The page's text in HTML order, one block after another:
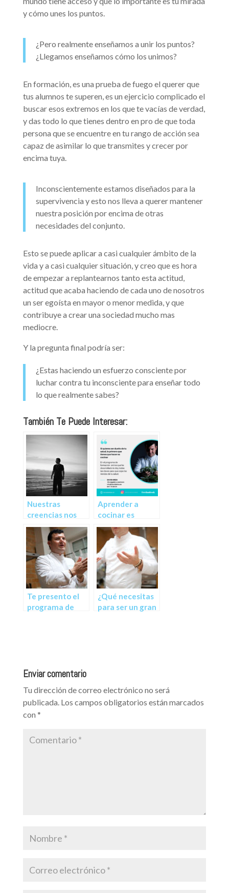
y cómo unes los puntos.
¿Pero realmente enseñamos a unir los puntos?
¿Llegamos enseñamos cómo los unimos?
En formación, es una prueba de fuego el querer que
tus alumnos te superen, es un ejercicio complicado el
buscar esos extremos en los que te vacías de verdad,
y das todo lo que tienes dentro en pro de que toda
persona que se encuentre en tu rango de acción sea
capaz de asimilar lo que transmites y crecer por
encima tuya.
Inconscientemente estamos diseñados para la
supervivencia y esto nos lleva a querer mantener
nuestra posición por encima de otras
necesidades del conjunto.
Esto se puede aplicar a casi cualquier ámbito de la
vida y a casi cualquier situación, y creo que es hora
de empezar a replantearnos tanto esta actitud,
actitud que acaba haciendo de cada uno de nosotros
un ser egoísta en mayor o menor medida, y que
contribuye a crear una sociedad mucho mas
mediocre.
Y la pregunta final podría ser:
¿Estas haciendo un esfuerzo consciente por
luchar contra tu inconsciente para enseñar todo
lo que realmente sabes?
También Te Puede Interesar:
Nuestras
creencias nos
limitan
Aprender a
cocinar es
simple y sencillo
Te presento el
programa de
¿Qué necesitas
para ser un gran
Enviar comentario
Tu dirección de correo electrónico no será
publicada. Los campos obligatorios están marcados
con *